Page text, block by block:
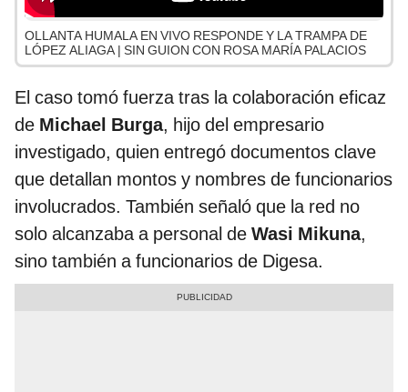
OLLANTA HUMALA EN VIVO RESPONDE Y LA TRAMPA DE
LÓPEZ ALIAGA | SIN GUION CON ROSA MARÍA PALACIOS
El caso tomó fuerza tras la colaboración eficaz
de Michael Burga, hijo del empresario
investigado, quien entregó documentos clave
que detallan montos y nombres de funcionarios
involucrados. También señaló que la red no
solo alcanzaba a personal de Wasi Mikuna,
sino también a funcionarios de Digesa.